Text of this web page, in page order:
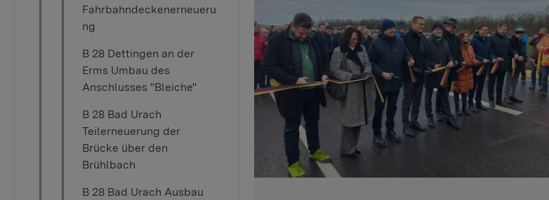
Fahrbahndeckenerneueru
ng
B 28 Dettingen an der
Erms Umbau des
Anschlusses "Bleiche"
B 28 Bad Urach
Teilerneuerung der
Brücke über den
Brühlbach
B 28 Bad Urach Ausbau